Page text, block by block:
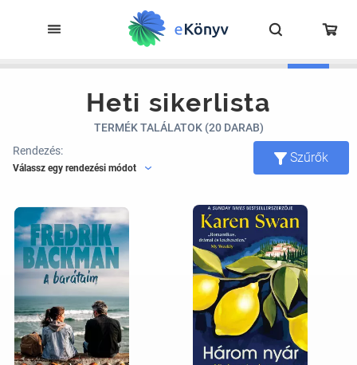
Heti sikerlista
TERMÉK TALÁLATOK (20 DARAB)
Rendezés:
Válassz egy rendezési módot
Szűrők